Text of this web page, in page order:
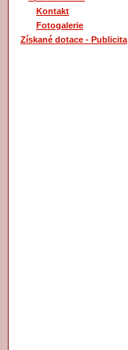
Kontakt
Fotogalerie
Získané dotace - Publicita